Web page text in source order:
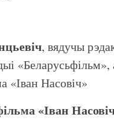
, вядучы
«Іван Насовіч»
«Іван